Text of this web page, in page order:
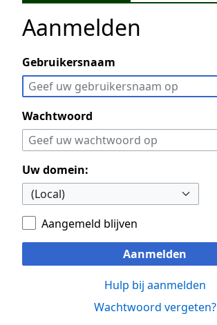
Aanmelden
Gebruikersnaam
Wachtwoord
Uw domein:
Aangemeld blijven
Aanmelden
Hulp bij aanmelden
Wachtwoord vergeten?